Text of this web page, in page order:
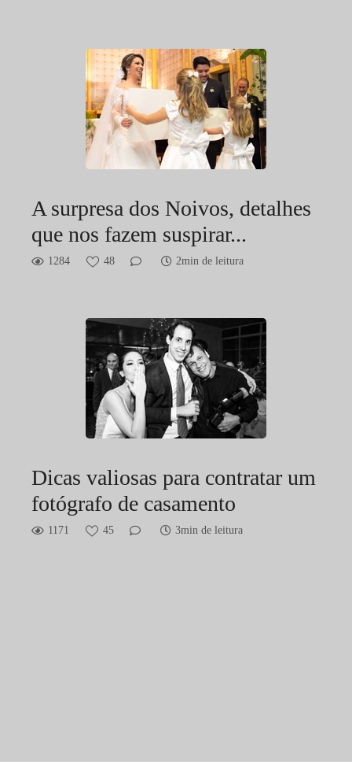
A surpresa dos Noivos, detalhes
que nos fazem suspirar...
1284 48 2min de leitura
Dicas valiosas para contratar um
fotógrafo de casamento
1171 45 3min de leitura